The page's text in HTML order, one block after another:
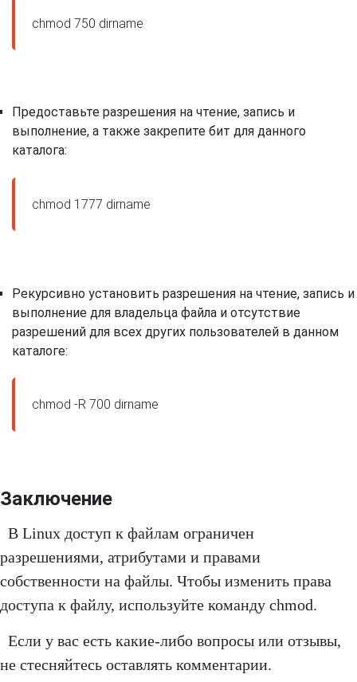
Предоставьте разрешения на чтение, запись и
выполнение, а также закрепите бит для данного
каталога:
Рекурсивно установить разрешения на чтение, запись и
выполнение для владельца файла и отсутствие
разрешений для всех других пользователей в данном
каталоге:
chmod -R 700 dirname
Заключение
В Linux доступ к файлам ограничен
разрешениями, атрибутами и правами
собственности на файлы. Чтобы изменить права
доступа к файлу, используйте команду chmod.
Если у вас есть какие-либо вопросы или отзывы,
не стесняйтесь оставлять комментарии.